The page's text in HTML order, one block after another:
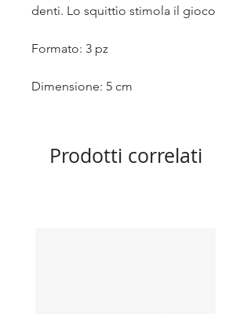
denti. Lo squittìo stimola il gioco
Formato: 3 pz
Dimensione: 5 cm
Prodotti correlati